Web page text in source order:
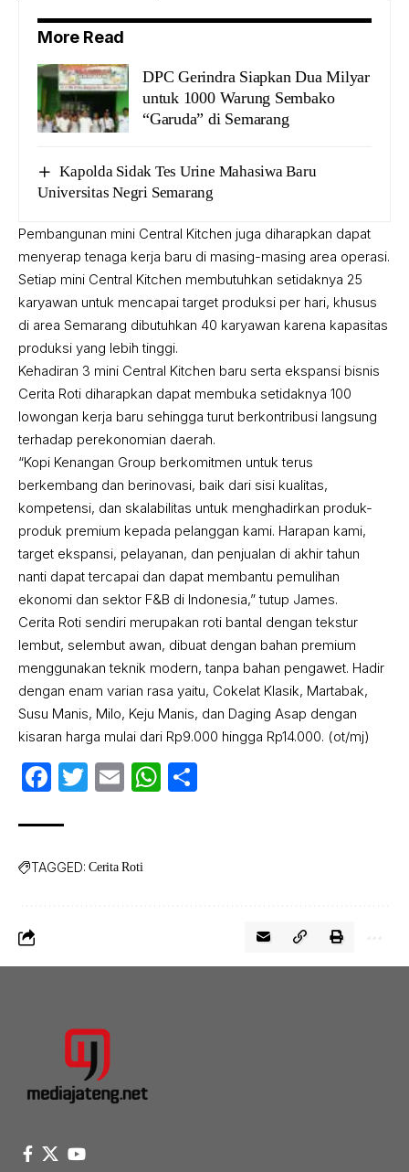
More Read
DPC Gerindra Siapkan Dua Milyar
untuk 1000 Warung Sembako
“Garuda” di Semarang
Kapolda Sidak Tes Urine Mahasiwa Baru
Universitas Negri Semarang
Pembangunan mini Central Kitchen juga diharapkan dapat
menyerap tenaga kerja baru di masing-masing area operasi.
Setiap mini Central Kitchen membutuhkan setidaknya 25
karyawan untuk mencapai target produksi per hari, khusus
di area Semarang dibutuhkan 40 karyawan karena kapasitas
produksi yang lebih tinggi.
Kehadiran 3 mini Central Kitchen baru serta ekspansi bisnis
Cerita Roti diharapkan dapat membuka setidaknya 100
lowongan kerja baru sehingga turut berkontribusi langsung
terhadap perekonomian daerah.
“Kopi Kenangan Group berkomitmen untuk terus
berkembang dan berinovasi, baik dari sisi kualitas,
kompetensi, dan skalabilitas untuk menghadirkan produk-
produk premium kepada pelanggan kami. Harapan kami,
target ekspansi, pelayanan, dan penjualan di akhir tahun
nanti dapat tercapai dan dapat membantu pemulihan
ekonomi dan sektor F&B di Indonesia,” tutup James.
Cerita Roti sendiri merupakan roti bantal dengan tekstur
lembut, selembut awan, dibuat dengan bahan premium
menggunakan teknik modern, tanpa bahan pengawet. Hadir
dengan enam varian rasa yaitu, Cokelat Klasik, Martabak,
Susu Manis, Milo, Keju Manis, dan Daging Asap dengan
kisaran harga mulai dari Rp9.000 hingga Rp14.000. (ot/mj)
Facebook
Twitter
EmailWhatsApp
TAGGED: Cerita Roti